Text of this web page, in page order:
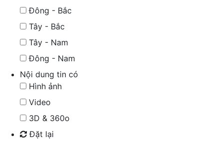
Đông - Bắc
Tây - Bắc
Tây - Nam
Đông - Nam
Nội dung tin có
Hình ảnh
Video
3D & 360o
Đặt lại